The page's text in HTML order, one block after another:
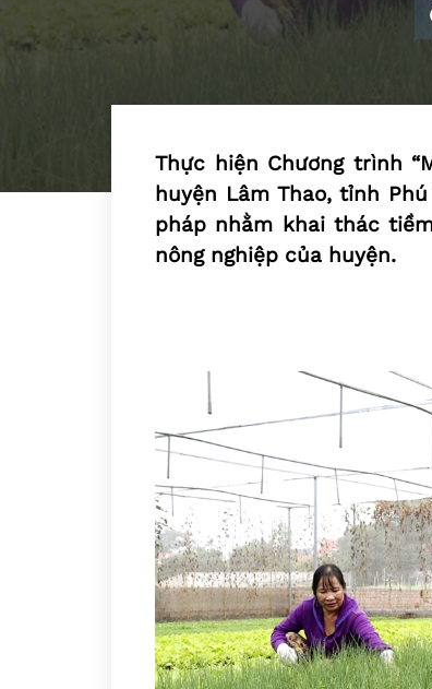
Thực hiện Chương trình
huyện Lâm Thao, tỉnh
pháp nhằm khai thác
nông nghiệp của huyện.